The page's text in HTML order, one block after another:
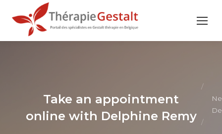
Take an appointment
online with Delphine Remy